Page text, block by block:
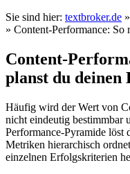
Sie sind hier: textbroker.de »
» Content-Performance: So
Content-
planst du deinen
Häufig wird der Wert von
nicht eindeutig bestimmbar
Performance-Pyramide löst
Metriken hierarchisch
einzelnen Erfolgskriterien